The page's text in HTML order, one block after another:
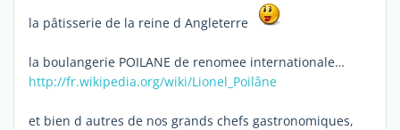
la pâtisserie de la reine d Angleterre
la boulangerie POILANE de renomee internationale…
http://fr.wikipedia.org/wiki/Lionel_Poilâne
et bien d autres de nos grands chefs gastronomiques,